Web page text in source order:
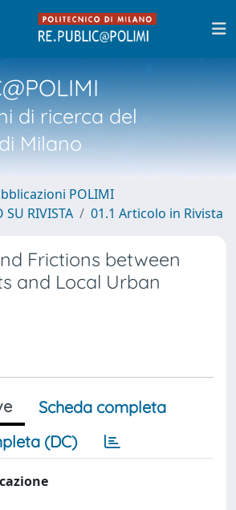
di ricerca del
Milano
POLIMI
SU RIVISTA
01.1 Articolo in Rivista
Frictions between
and Local Urban
Scheda completa
(DC)